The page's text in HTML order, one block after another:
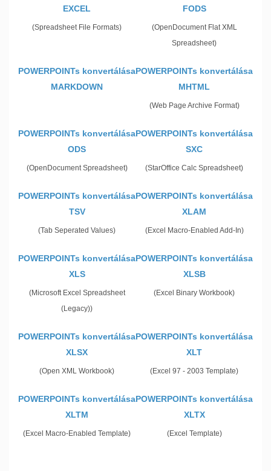
EXCEL
(Spreadsheet File Formats)
FODS
(OpenDocument Flat XML
Spreadsheet)
POWERPOINTs konvertálása
MARKDOWN
POWERPOINTs konvertálása
MHTML
(Web Page Archive Format)
POWERPOINTs konvertálása
ODS
(OpenDocument Spreadsheet)
POWERPOINTs konvertálása
SXC
(StarOffice Calc Spreadsheet)
POWERPOINTs konvertálása
TSV
(Tab Seperated Values)
POWERPOINTs konvertálása
XLAM
(Excel Macro-Enabled Add-In)
POWERPOINTs konvertálása
XLS
(Microsoft Excel Spreadsheet
(Legacy))
POWERPOINTs konvertálása
XLSB
(Excel Binary Workbook)
POWERPOINTs konvertálása
XLSX
(Open XML Workbook)
POWERPOINTs konvertálása
XLT
(Excel 97 - 2003 Template)
POWERPOINTs konvertálása
XLTM
(Excel Macro-Enabled Template)
POWERPOINTs konvertálása
XLTX
(Excel Template)